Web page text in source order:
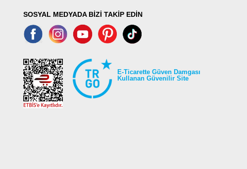
SOSYAL MEDYADA BİZİ TAKİP EDİN
E-Ticarette Güven Damgası
Kullanan Güvenilir Site